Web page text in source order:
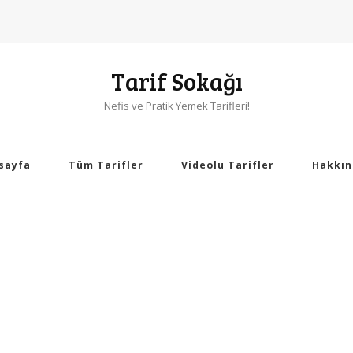
Tarif Sokağı
Nefis ve Pratik Yemek Tarifleri!
Tüm Tarifler Videolu Tarifler